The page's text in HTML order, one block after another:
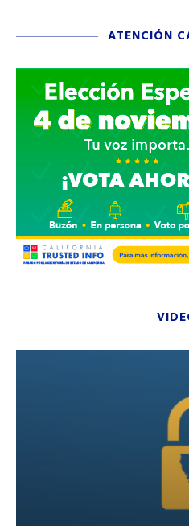
ATENCIÓN